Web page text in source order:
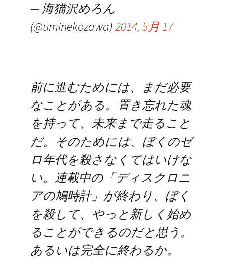
— 海猫沢めろん
(@uminekozawa)2014, 5月 17
前に進むためには、まだ必要
なことがある。置き忘れた魂
を持って、未来まで走ること
だ。そのためには、ぼくのゼ
ロ年代を殺さなくてはいけな
い。連載中の「ディスクロニ
アの鳩時計」が終わり、ぼく
を殺して、やっと新しく始め
ることができるのだと思う。
あるいは完全に終わるか。